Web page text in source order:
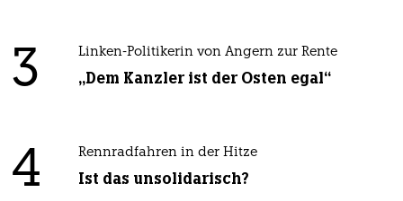
3 Linken-Politikerin von Angern zur Rente
„Dem Kanzler ist der Osten egal“
4 Rennradfahren in der Hitze
Ist das unsolidarisch?